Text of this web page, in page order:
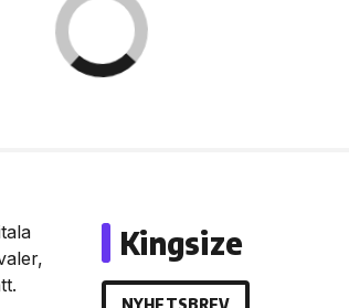
Kingsize
NYHETSBREV